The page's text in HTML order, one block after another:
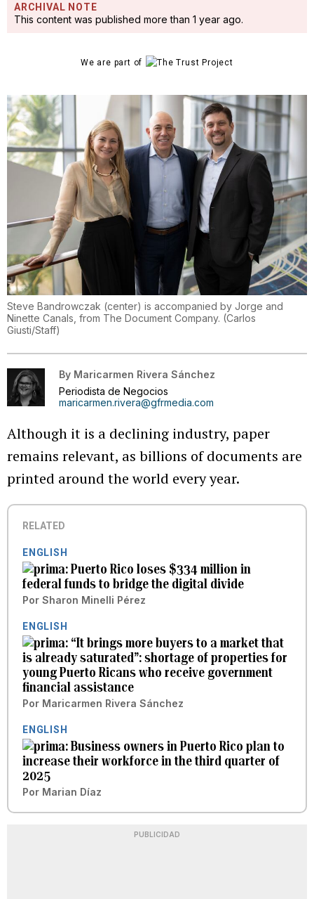
ARCHIVAL NOTE
This content was published more than 1 year ago.
We are part of
Steve Bandrowczak (center) is accompanied by Jorge and
Ninette Canals, from The Document Company. (Carlos
Giusti/Staff)
By Maricarmen Rivera Sánchez
Periodista de Negocios
maricarmen.rivera@gfrmedia.com
Although it is a declining industry, paper
remains relevant, as billions of documents are
printed around the world every year.
RELATED
ENGLISH
Puerto Rico loses $334 million in
federal funds to bridge the digital divide
Por Sharon Minelli Pérez
ENGLISH
“It brings more buyers to a market that
is already saturated”: shortage of properties for
young Puerto Ricans who receive government
financial assistance
Por Maricarmen Rivera Sánchez
ENGLISH
Business owners in Puerto Rico plan to
increase their workforce in the third quarter of
2025
Por Marian Díaz
PUBLICIDAD